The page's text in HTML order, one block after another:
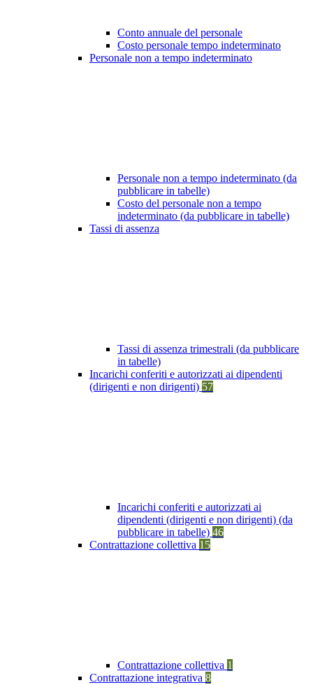
Conto annuale del personale
Costo personale tempo indeterminato
Personale non a tempo indeterminato
Personale non a tempo indeterminato (da
pubblicare in tabelle)
Costo del personale non a tempo
indeterminato (da pubblicare in tabelle)
Tassi di assenza
Tassi di assenza trimestrali (da pubblicare
in tabelle)
Incarichi conferiti e autorizzati ai dipendenti
(dirigenti e non dirigenti) 57
Incarichi conferiti e autorizzati ai
dipendenti (dirigenti e non dirigenti) (da
pubblicare in tabelle) 46
Contrattazione collettiva 15
Contrattazione collettiva 1
Contrattazione integrativa 8